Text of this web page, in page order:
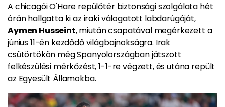
A chicagói O'Hare repülőtér biztonsági szolgálata hét
órán hallgatta ki az iraki válogatott labdarúgóját,
Aymen Husseint, miután csapatával megérkezett a
június 11-én kezdődő világbajnokságra. Irak
csütörtökön még Spanyolországban játszott
felkészülési mérkőzést, 1-1-re végzett, és utána repült
az Egyesült Államokba.